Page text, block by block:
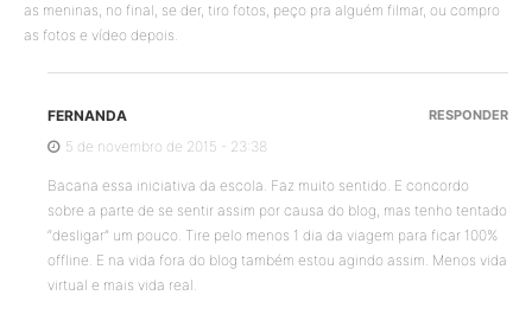
as meninas, no final, se der, tiro fotos, peço pra alguém filmar, ou compro
as fotos e vídeo depois.
FERNANDA
5 de novembro de 2015 - 23:38
Bacana essa iniciativa da escola. Faz muito sentido. E concordo
sobre a parte de se sentir assim por causa do blog, mas tenho tentado
“desligar” um pouco. Tire pelo menos 1 dia da viagem para ficar 100%
offline. E na vida fora do blog também estou agindo assim. Menos vida
virtual e mais vida real.
RESPONDER